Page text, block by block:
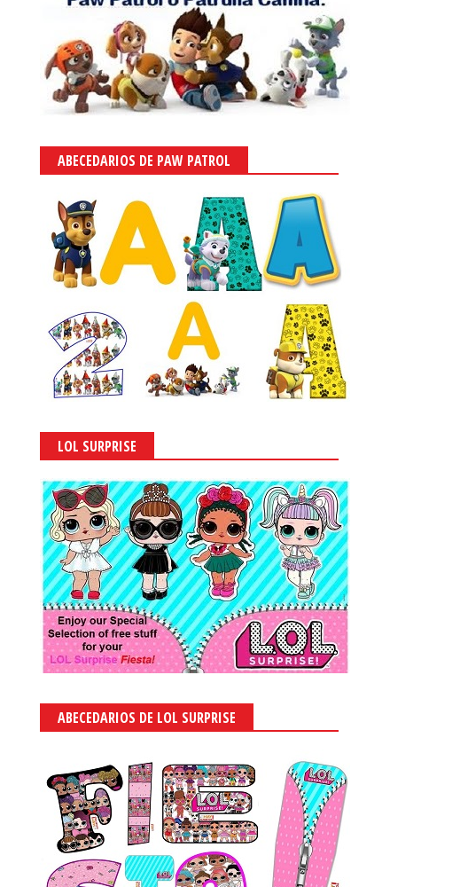
ABECEDARIOS DE PAW PATROL
LOL SURPRISE
ABECEDARIOS DE LOL SURPRISE